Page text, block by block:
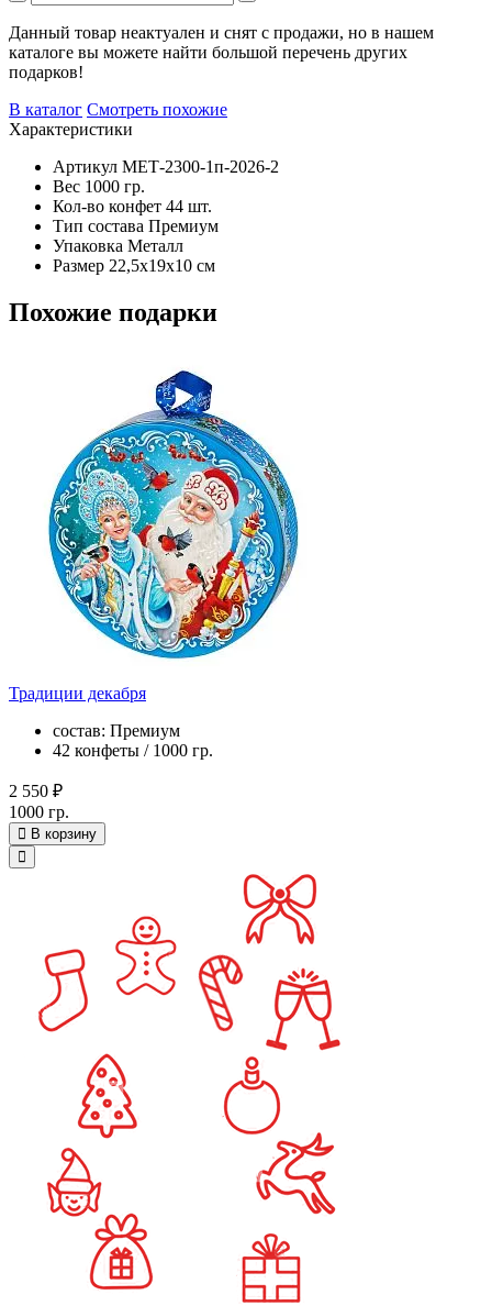
Данный товар неактуален и снят с продажи, но в нашем
каталоге вы можете найти большой перечень других
подарков!
В каталог Смотреть похожие
Характеристики
Артикул МЕТ-2300-1п-2026-2​​​​​​​
Вес 1000 гр.
Кол-во конфет 44 шт.
Тип состава Премиум
Упаковка Металл
Размер 22,5х19х10 см
Похожие подарки
Традиции декабря
состав: Премиум
42 конфеты / 1000 гр.
2 550 ₽
1000 гр.
В корзину